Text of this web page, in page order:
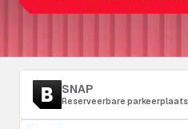
SNAP
Reserveerbare